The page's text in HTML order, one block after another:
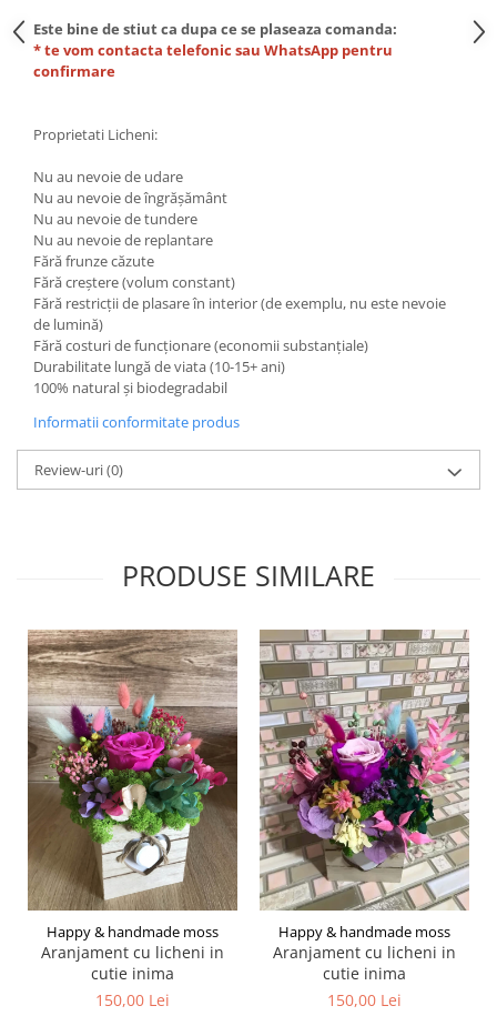
Este bine de stiut ca dupa ce se plaseaza comanda:
* te vom contacta telefonic sau WhatsApp pentru
confirmare
Proprietati Licheni:
Nu au nevoie de udare
Nu au nevoie de îngrășământ
Nu au nevoie de tundere
Nu au nevoie de replantare
Fără frunze căzute
Fără creștere (volum constant)
Fără restricții de plasare în interior (de exemplu, nu este nevoie
de lumină)
Fără costuri de funcționare (economii substanțiale)
Durabilitate lungă de viata (10-15+ ani)
100% natural și biodegradabil
Informatii conformitate produs
Review-uri(0)
PRODUSE SIMILARE
Happy & handmade moss
Aranjament cu licheni in
cutie inima
150,00 Lei
Happy & handmade moss
Aranjament cu licheni in
cutie inima
150,00 Lei